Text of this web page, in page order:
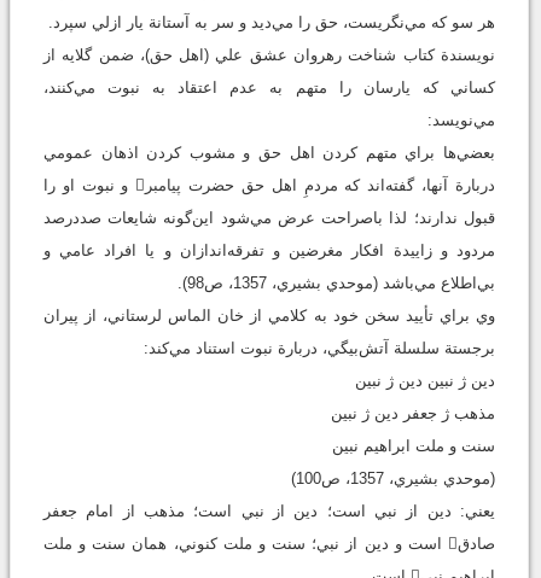
هر سو که مي‌نگريست، حق را مي‌ديد و سر به آستانة يار ازلي سپرد.
نويسندة کتاب شناخت رهروان عشق علي (اهل‌ حق)، ضمن گلايه از
کساني که يارسان را متهم به عدم اعتقاد به نبوت مي‌کنند،
مي‌نويسد:
بعضي‌ها براي متهم کردن اهل‌ حق و مشوب کردن اذهان عمومي
دربارة آنها، گفته‌اند که مردمِ اهل‌ حق حضرت پيامبر و نبوت او را
قبول ندارند؛ لذا باصراحت عرض مي‌شود اين‌گونه شايعات صددرصد
مردود و زاييدة افکار مغرضين و تفرقه‌اندازان و يا افراد عامي و
بي‌اطلاع مي‌باشد (موحدي بشيري، 1357، ص98).
وي براي تأييد سخن خود به کلامي از خان الماس لرستاني، از پيران
برجستة سلسلة آتش‌بيگي، دربارة نبوت استناد مي‌کند:
دين ژ نبين دين ژ نبين
مذهب ژ جعفر دين ژ نبين
سنت و ملت ابراهيم نبين
(موحدي بشيري، 1357، ص100)
يعني: دين از نبي است؛ دين از نبي است؛ مذهب از امام جعفر
صادق است و دين از نبي؛ سنت و ملت کنوني، همان سنت و ملت